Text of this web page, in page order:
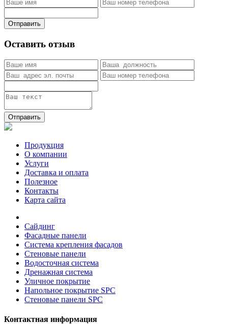
Отправить
Оставить отзыв
Отправить
Продукция
О компании
Услуги
Доставка и оплата
Полезное
Контакты
Карта сайта
Сайдинг
Фасадные панели
Система крепления фасадов
Стеновые панели
Водосточная система
Дренажная система
Уличное покрытие
Напольное покрытие SPC
Стеновые панели SPC
Контактная информация